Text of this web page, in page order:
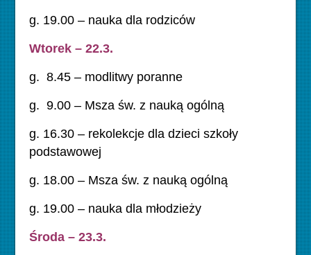
g. 19.00 – nauka dla rodziców
Wtorek – 22.3.
g. 8.45 – modlitwy poranne
g. 9.00 – Msza św. z nauką ogólną
g. 16.30 – rekolekcje dla dzieci szkoły
podstawowej
g. 18.00 – Msza św. z nauką ogólną
g. 19.00 – nauka dla młodzieży
Środa – 23.3.